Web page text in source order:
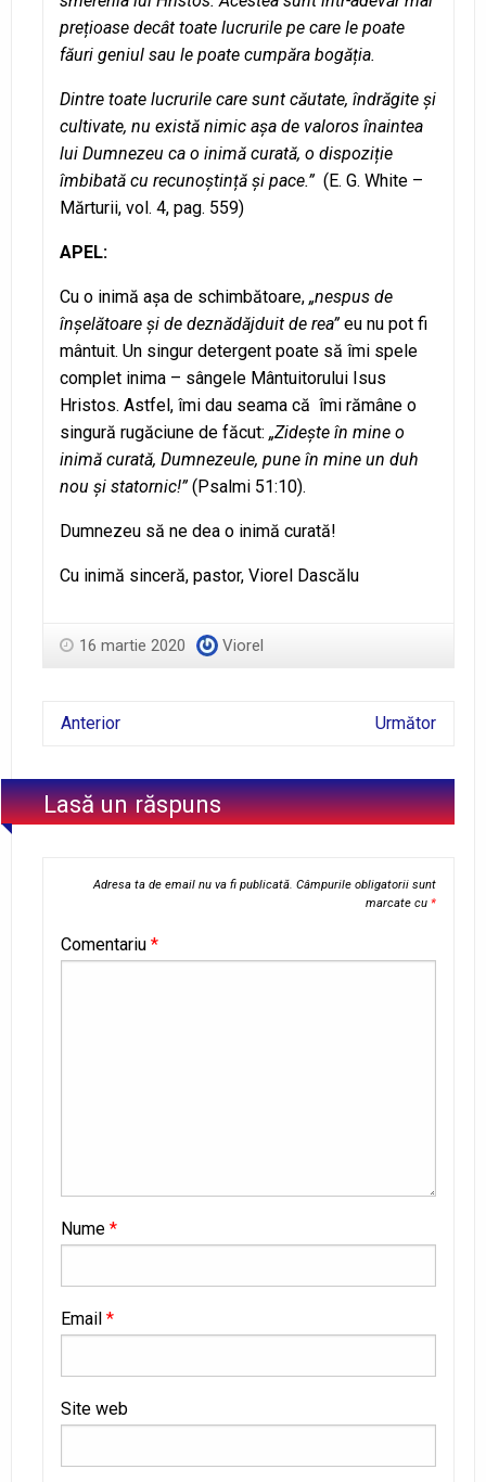
prețioase decât toate lucrurile pe care le poate
făuri geniul sau le poate cumpăra bogăția.
Dintre toate lucrurile care sunt căutate, îndrăgite și
cultivate, nu există nimic așa de valoros înaintea
lui Dumnezeu ca o inimă curată, o dispoziție
îmbibată cu recunoștință și pace.” (E. G. White –
Mărturii, vol. 4, pag. 559)
APEL:
Cu o inimă aşa de schimbătoare, „nespus de
înşelătoare şi de deznădăjduit de rea”eu nu pot fi
mântuit. Un singur detergent poate să îmi spele
complet inima – sângele Mântuitorului Isus
Hristos. Astfel, îmi dau seama că îmi rămâne o
singură rugăciune de făcut: „Zideşte în mine o
inimă curată, Dumnezeule, pune în mine un duh
nou şi statornic!”(Psalmi 51:10).
Dumnezeu să ne dea o inimă curată!
Cu inimă sinceră, pastor, Viorel Dascălu
16 martie 2020 Viorel
Anterior Următor
Lasă un răspuns
Adresa ta de email nu va fi publicată. Câmpurile obligatorii sunt
marcate cu *
Comentariu *
Nume *
Email *
Site web